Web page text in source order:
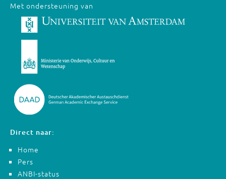
Met ondersteuning van
Direct naar:
Home
Pers
ANBI-status